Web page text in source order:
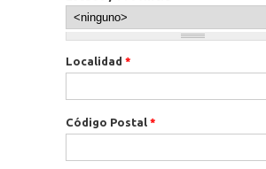
Localidad *
Código Postal *